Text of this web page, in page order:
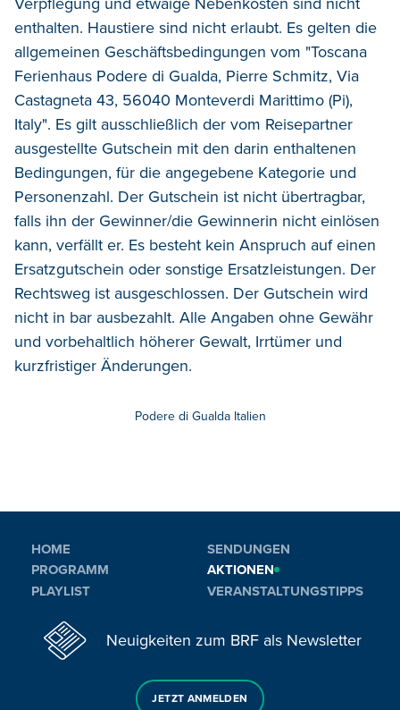
enthalten. Haustiere sind nicht erlaubt. Es gelten die
allgemeinen Geschäftsbedingungen vom "Toscana
Ferienhaus Podere di Gualda, Pierre Schmitz, Via
Castagneta 43, 56040 Monteverdi Marittimo (Pi),
Italy". Es gilt ausschließlich der vom Reisepartner
ausgestellte Gutschein mit den darin enthaltenen
Bedingungen, für die angegebene Kategorie und
Personenzahl. Der Gutschein ist nicht übertragbar,
falls ihn der Gewinner/die Gewinnerin nicht einlösen
kann, verfällt er. Es besteht kein Anspruch auf einen
Ersatzgutschein oder sonstige Ersatzleistungen. Der
Rechtsweg ist ausgeschlossen. Der Gutschein wird
nicht in bar ausbezahlt. Alle Angaben ohne Gewähr
und vorbehaltlich höherer Gewalt, Irrtümer und
kurzfristiger Änderungen.
Podere di Gualda Italien
HOME
PROGRAMM
PLAYLIST
SENDUNGEN
AKTIONEN
VERANSTALTUNGSTIPPS
Neuigkeiten zum BRF als Newsletter
JETZT ANMELDEN